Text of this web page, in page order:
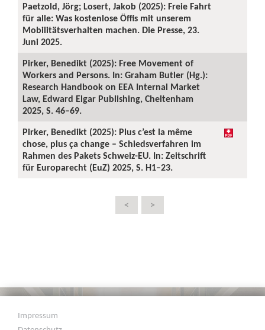
Paetzold, Jörg; Losert, Jakob (2025): Freie Fahrt
für alle: Was kostenlose Öffis mit unserem
Mobilitätsverhalten machen. Die Presse, 23.
Juni 2025.
Pirker, Benedikt (2025): Free Movement of
Workers and Persons. In: Graham Butler (Hg.):
Research Handbook on EEA Internal Market
Law, Edward Elgar Publishing, Cheltenham
2025, S. 46–69.
Pirker, Benedikt (2025): Plus c’est la même
chose, plus ça change – Schiedsverfahren im
Rahmen des Pakets Schweiz-EU. In: Zeitschrift
für Europarecht (EuZ) 2025, S. H1–23.
< >
Impressum